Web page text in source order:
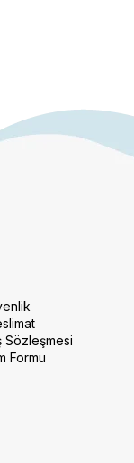
Sözleşmesi
Formu